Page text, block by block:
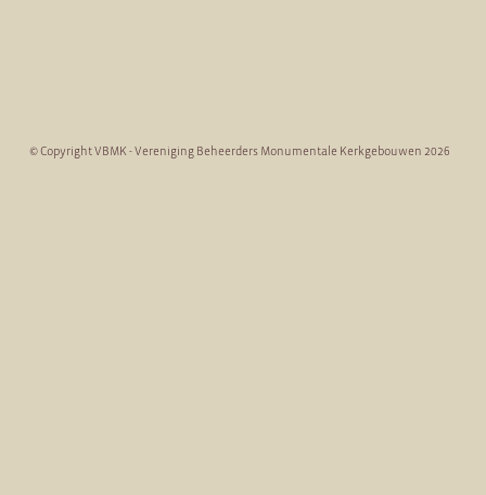
© Copyright VBMK - Vereniging Beheerders Monumentale Kerkgebouwen 2026